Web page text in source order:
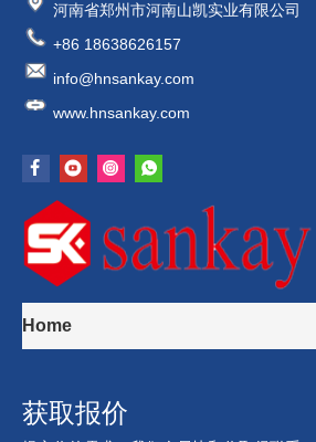
河南省郑州市河南山凯实业有限公司
+86 18638626157
info@hnsankay.com
www.hnsankay.com
Home
获取报价